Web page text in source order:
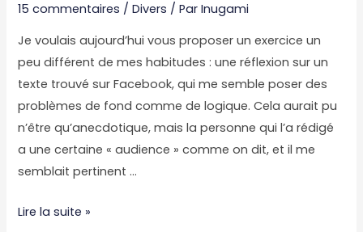
15 commentaires /Divers / ParInugami
Je voulais aujourd’hui vous proposer un exercice un
peu différent de mes habitudes : une réflexion sur un
texte trouvé sur Facebook, qui me semble poser des
problèmes de fond comme de logique. Cela aurait pu
n’être qu’anecdotique, mais la personne qui l’a rédigé
a une certaine « audience » comme on dit, et il me
semblait pertinent …
Débunkage
Lire la suite »